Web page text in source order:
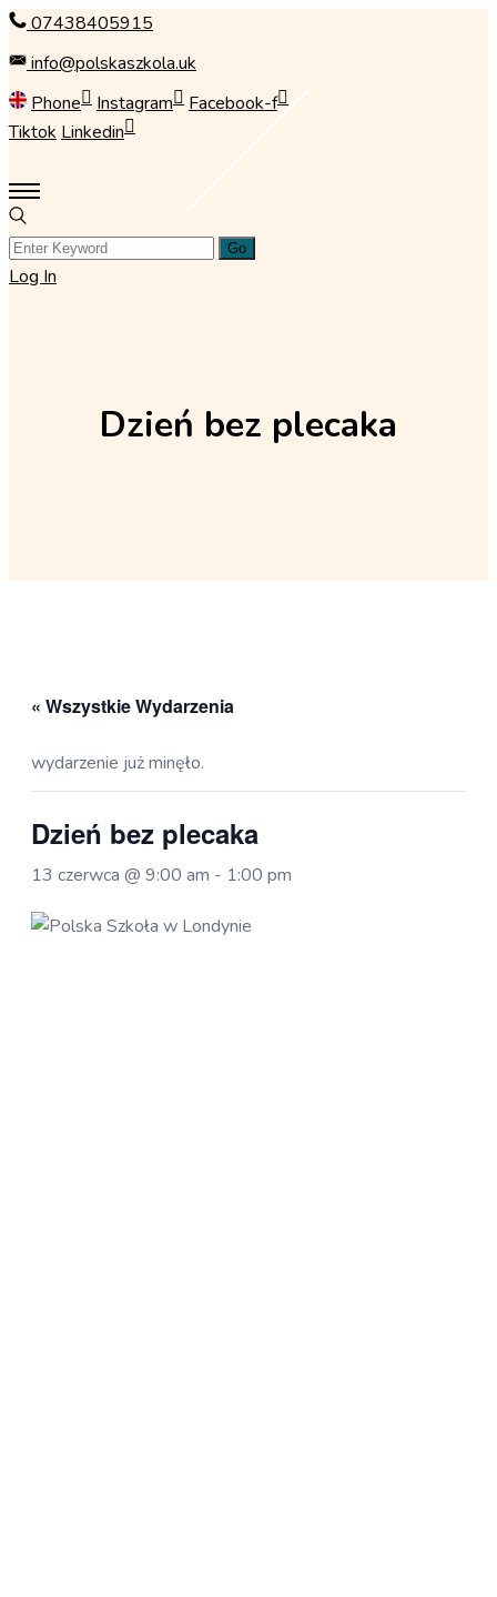
Skip
to
content
07438405915
info@polskaszkola.uk
Phone
Instagram
Facebook-f
Tiktok Linkedin
Log In
Dzień bez plecaka
« Wszystkie Wydarzenia
wydarzenie już minęło.
Dzień bez plecaka
13 czerwca @ 9:00 am - 1:00 pm